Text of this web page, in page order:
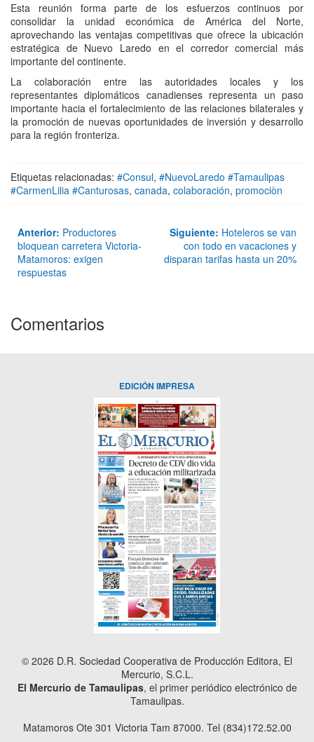
Esta reunión forma parte de los esfuerzos continuos por
consolidar la unidad económica de América del Norte,
aprovechando las ventajas competitivas que ofrece la ubicación
estratégica de Nuevo Laredo en el corredor comercial más
importante del continente.
La colaboración entre las autoridades locales y los
representantes diplomáticos canadienses representa un paso
importante hacia el fortalecimiento de las relaciones bilaterales y
la promoción de nuevas oportunidades de inversión y desarrollo
para la región fronteriza.
Etiquetas relacionadas: #Consul, #NuevoLaredo #Tamaulipas
#CarmenLilia #Canturosas, canada, colaboración, promociòn
Anterior: Productores
bloquean carretera Victoria-
Matamoros: exigen
respuestas
Siguiente: Hoteleros se van
con todo en vacaciones y
disparan tarifas hasta un 20%
Comentarios
EDICIÓN IMPRESA
© 2026 D.R. Sociedad Cooperativa de Producción Editora, El
Mercurio, S.C.L.
El Mercurio de Tamaulipas, el primer periódico electrónico de
Tamaulipas.
Matamoros Ote 301 Victoria Tam 87000. Tel (834)172.52.00